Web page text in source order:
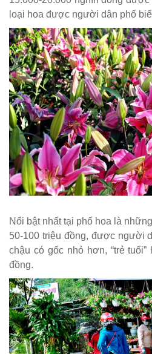
loại hoa được người dân phố
Nổi bật nhất tại phố hoa là
50-100 triệu đồng, được người
chậu có gốc nhỏ hơn, “trẻ
đồng.